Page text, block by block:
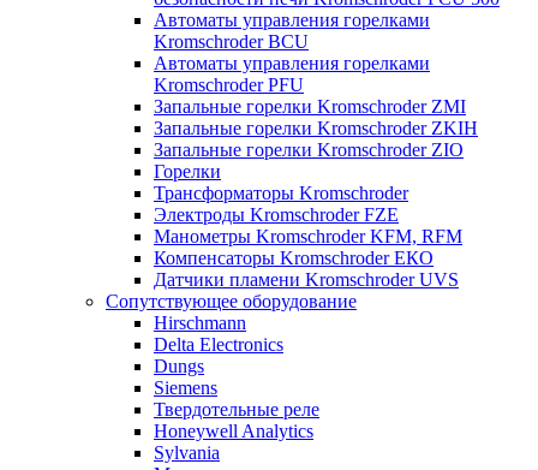
Автоматы управления горелками
Kromschroder BCU
Автоматы управления горелками
Kromschroder PFU
Запальные горелки Kromschroder ZМI
Запальные горелки Kromschroder ZKIH
Запальные горелки Kromschroder ZIO
Горелки
Трансформаторы Kromschroder
Электроды Kromschroder FZE
Манометры Kromschroder KFM, RFM
Компенсаторы Kromschroder ЕКО
Датчики пламени Kromschroder UVS
Сопутствующее оборудование
Hirschmann
Delta Electronics
Dungs
Siemens
Твердотельные реле
Honeywell Analytics
Sylvania